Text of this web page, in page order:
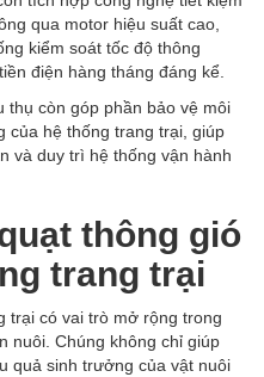
qua motor hiệu suất cao,
kiểm soát tốc độ thông
điện hàng tháng đáng kể.
thụ còn góp phần bảo vệ môi
của hệ thống trang trại, giúp
và duy trì hệ thống vận hành
thông gió
trang trại
trại có vai trò mở rộng trong
nuôi. Chúng không chỉ giúp
quả sinh trưởng của vật nuôi